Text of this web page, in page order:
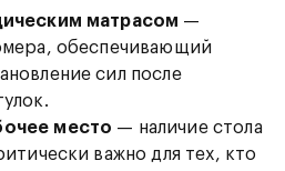
матрасом —
обеспечивающий
сил после
место — наличие стола
важно для тех, кто